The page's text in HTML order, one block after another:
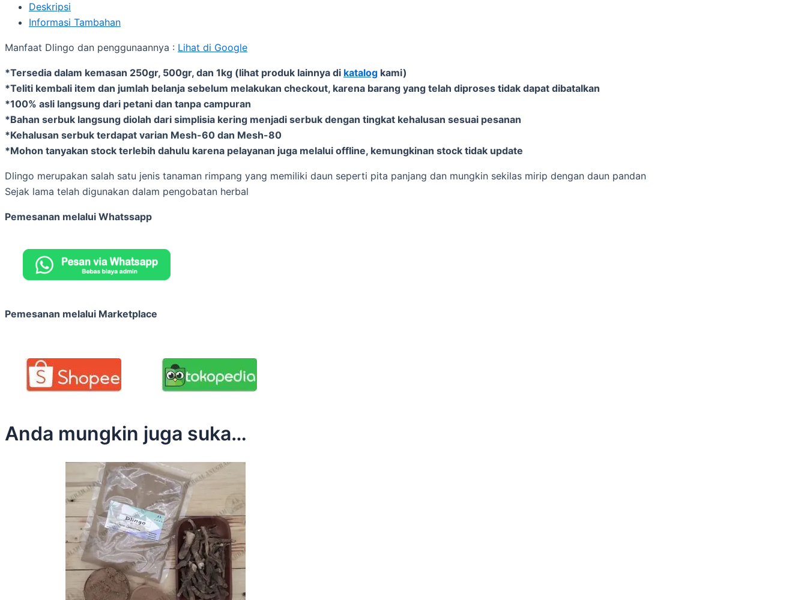
Deskripsi
Informasi Tambahan
Manfaat Dlingo dan penggunaannya : Lihat di Google
*Tersedia dalam kemasan 250gr, 500gr, dan 1kg (lihat produk lainnya di katalog kami)
*Teliti kembali item dan jumlah belanja sebelum melakukan checkout, karena barang yang telah diproses tidak dapat dibatalkan
*100% asli langsung dari petani dan tanpa campuran
*Bahan serbuk langsung diolah dari simplisia kering menjadi serbuk dengan tingkat kehalusan sesuai pesanan
*Kehalusan serbuk terdapat varian Mesh-60 dan Mesh-80
*Mohon tanyakan stock terlebih dahulu karena pelayanan juga melalui offline, kemungkinan stock tidak update
Dlingo merupakan salah satu jenis tanaman rimpang yang memiliki daun seperti pita panjang dan mungkin sekilas mirip dengan daun pandan
Sejak lama telah digunakan dalam pengobatan herbal
Pemesanan melalui Whatssapp
Pemesanan melalui Marketplace
Anda mungkin juga suka…